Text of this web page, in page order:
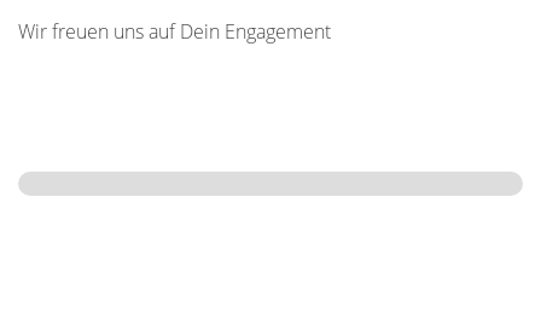
Wir freuen uns auf Dein Engagement